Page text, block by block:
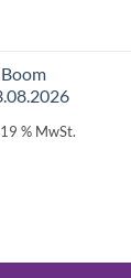
% MwSt.